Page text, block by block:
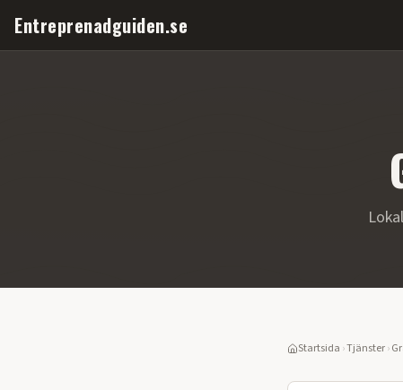
Entreprenadguiden.se
Startsida ›Tjänster›